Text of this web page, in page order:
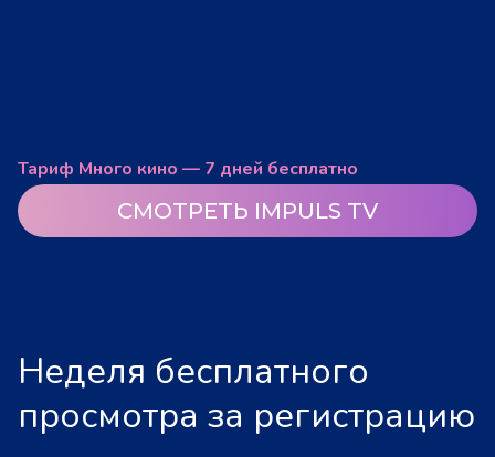
Тариф Много кино — 7 дней бесплатно
СМОТРЕТЬ IMPULS TV
Неделя бесплатного
просмотра за регистрацию